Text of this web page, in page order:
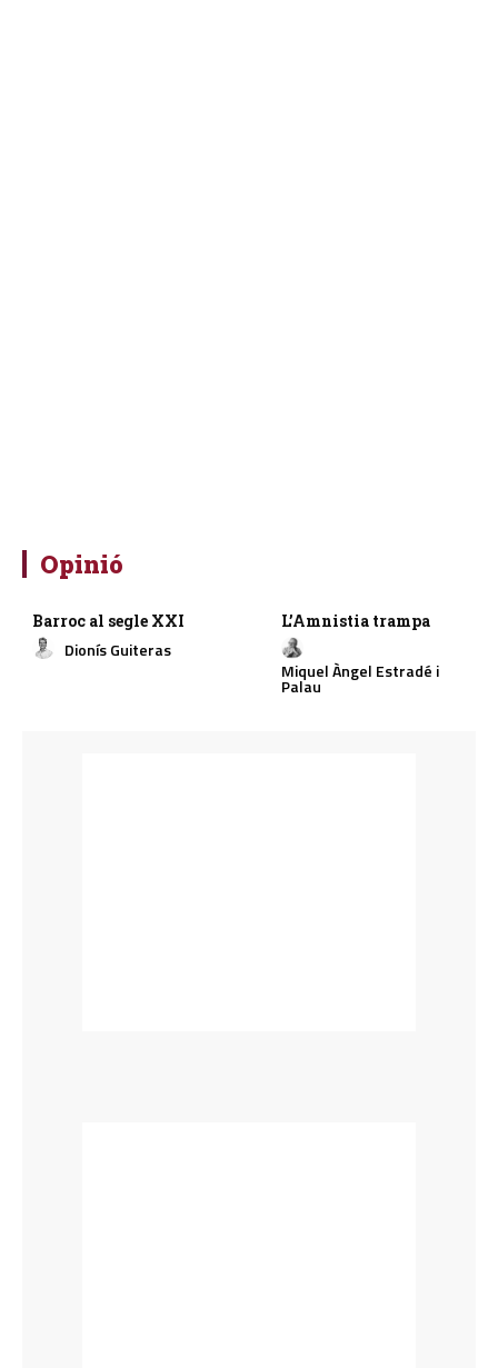
Opinió
Barroc al segle XXI
Dionís Guiteras
L’Amnistia trampa
Miquel Àngel Estradé i
Palau